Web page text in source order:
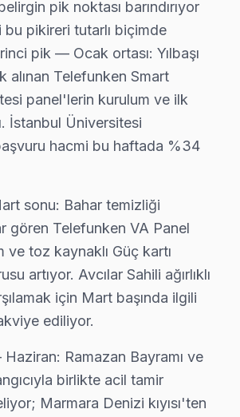
faktörler arasında garanti
Servis Performansı:
Fabrika Servis, TV tamiri
istatistikleri, tamir edilen cihazların
avantajları arasında yerinde tamir
servis - TV Tamiri
çevresinde ya da Avcılar'ın
Avrupa Yakası'nın 2009'dan beri
Metrobüs ve E-5 Karayolu
Telefunken konusunda chip-level
Telefunken teknik desteği
TV Ekran Anakart Profesyonel Servis ve
TV'niz bozulduğunda
pik noktası barındırıyor
bu pikireri tutarlı biçimde
pik — Ocak ortası: Yılbaşı
alınan Telefunken Smart
panel'lerin kurulum ve ilk
İstanbul Üniversitesi
hacmi bu haftada %34
sonu: Bahar temizliği
gören Telefunken VA Panel
ve toz kaynaklı Güç kartı
artıyor. Avcılar Sahili ağırlıklı
için Mart başında ilgili
ediliyor.
Ramazan Bayramı ve
birlikte acil tamir
Marmara Denizi kıyısı'ten